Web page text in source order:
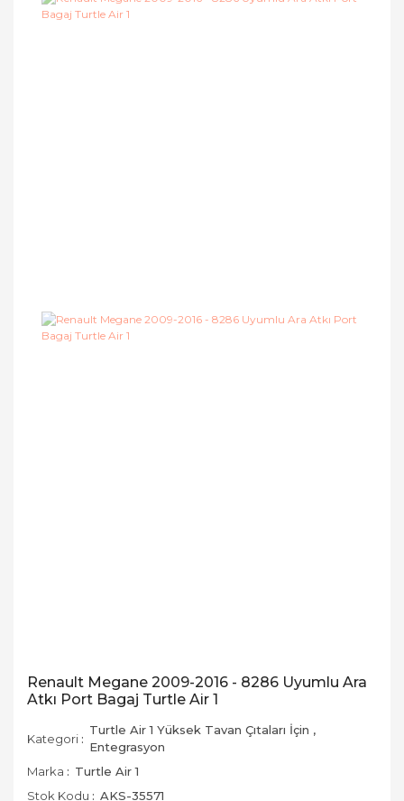
Renault Megane 2009-2016 - 8286 Uyumlu Ara
Atkı Port Bagaj Turtle Air 1
Kategori
Turtle Air 1 Yüksek Tavan Çıtaları İçin ,
Entegrasyon
Marka
Turtle Air 1
Stok Kodu
AKS-35571